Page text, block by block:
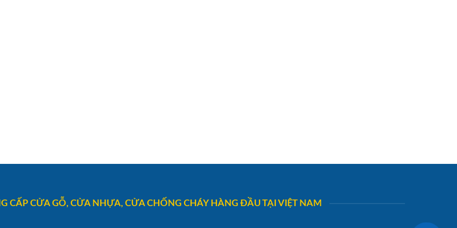
CẤP CỬA GỖ, CỬA NHỰA, CỬA CHỐNG CHÁY HÀNG ĐẦU TẠI VIỆT NAM